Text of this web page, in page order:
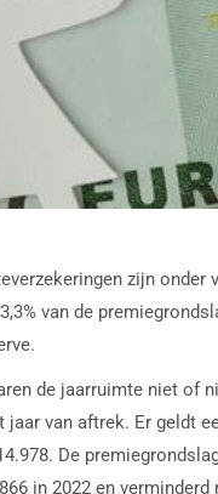
zijn
van de
de jaarruimte niet of
jaar van aftrek. Er geldt
De
in 2022 en